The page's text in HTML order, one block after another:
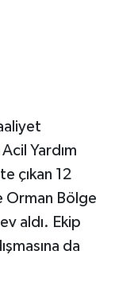
Yardım
çıkan 12
Orman Bölge
aldı. Ekip
da